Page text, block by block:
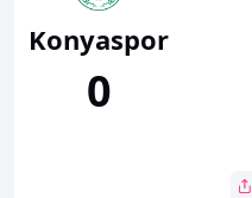
Konyaspor
0